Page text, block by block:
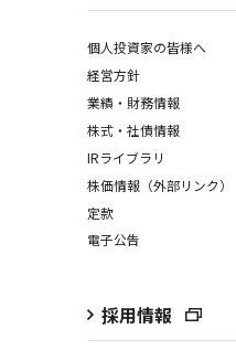
個人投資家の皆様へ
経営⽅針
業績・財務情報
株式・社債情報
IRライブラリ
株価情報（外部リンク）
定款
電子公告
採用情報